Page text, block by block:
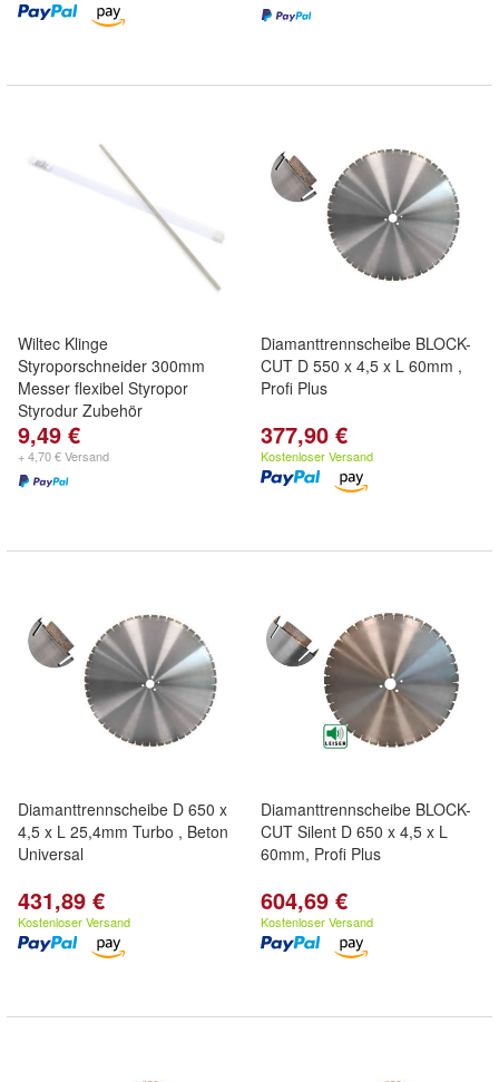
Wiltec Klinge
Styroporschneider 300mm
Messer flexibel Styropor
Styrodur Zubehör
9,49 €
+ 4,70 € Versand
Diamanttrennscheibe BLOCK-
CUT D 550 x 4,5 x L 60mm ,
Profi Plus
377,90 €
Kostenloser Versand
Diamanttrennscheibe D 650 x
4,5 x L 25,4mm Turbo , Beton
Universal
431,89 €
Kostenloser Versand
Diamanttrennscheibe BLOCK-
CUT Silent D 650 x 4,5 x L
60mm, Profi Plus
604,69 €
Kostenloser Versand